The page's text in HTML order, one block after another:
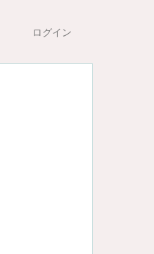
ログイン